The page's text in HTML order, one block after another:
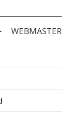
WEBMASTER